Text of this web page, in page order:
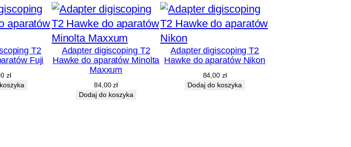
T2
Fuji
zł
Adapter digiscoping T2
Hawke do aparatów Minolta
Maxxum
84,00zł
Dodaj do koszyka
Adapter digiscoping T2
Hawke do aparatów Nikon
84,00 zł
Dodaj do koszyka